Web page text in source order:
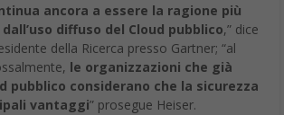
ancora a essere la ragione più
diffuso del Cloud pubblico,” dice
della Ricerca presso Gartner; “al
le organizzazioni che già
pubblico considerano che la sicurezza
vantaggi” prosegue Heiser.